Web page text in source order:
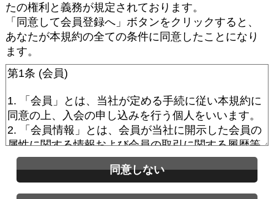
たの権利と義務が規定されております。
「同意して会員登録へ」ボタンをクリックすると、
あなたが本規約の全ての条件に同意したことになり
ます。
同意しない